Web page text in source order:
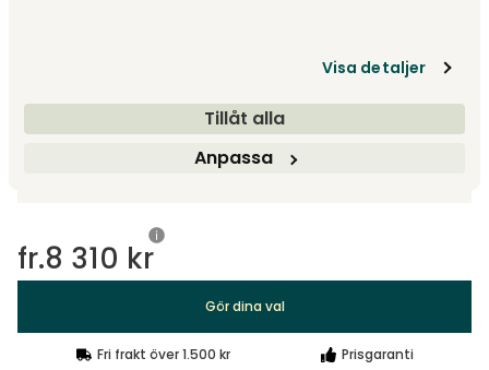
Visa detaljer
Tillåt alla
Anpassa
Designa själv
fr.8 310 kr
Gör dina val
Fri frakt över 1.500 kr Prisgaranti